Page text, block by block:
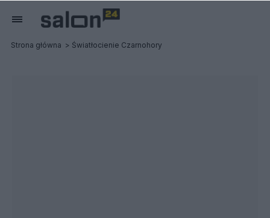
Strona główna Światłocienie Czarnohory